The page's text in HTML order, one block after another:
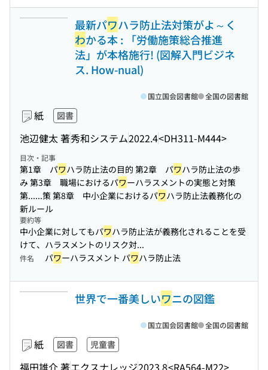
最新パワハラ防止法対策がよ～く
わかる本 : 「労働施策総合推進
法」が本格施行! (図解入門ビジネ
ス. How-nual)
紙 図書
池辺健太 著秀和システム2022.4<DH311-M444>
国立国会図書館 全国の図書館
目次・記事
第1章 パワハラ防止法の目的 第2章 パワハラ防止法の歩
み 第3章 職場におけるパワーハラスメントの実態と対策
第......策 第8章 中小企業におけるパワハラ防止法義務化の
新ルール
要約等
中小企業に対してもパワハラ防止法が義務化されることを受
けて、ハラスメントのリスク対...
件名 パワーハラスメント パワハラ防止法
世界で一番美しいワニの図鑑
紙 図書 児童書
福田雄介 著エクスナレッジ2023.8<RA564-M22>
国立国会図書館 全国の図書館